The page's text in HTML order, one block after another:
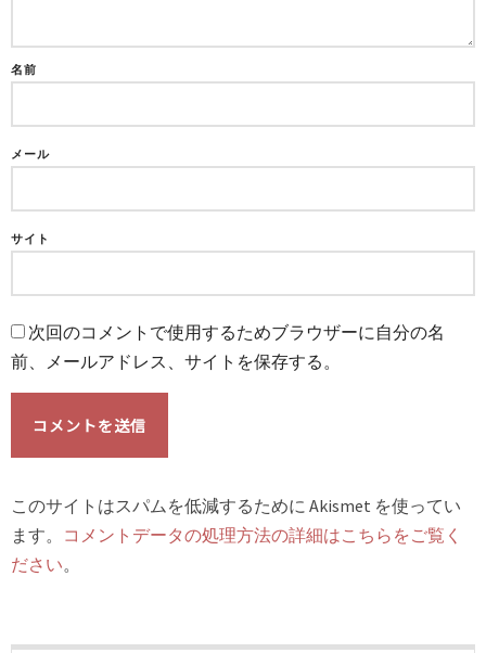
名前
メール
サイト
次回のコメントで使用するためブラウザーに自分の名
前、メールアドレス、サイトを保存する。
このサイトはスパムを低減するために Akismet を使ってい
ます。 コメントデータの処理方法の詳細はこちらをご覧く
ださい。